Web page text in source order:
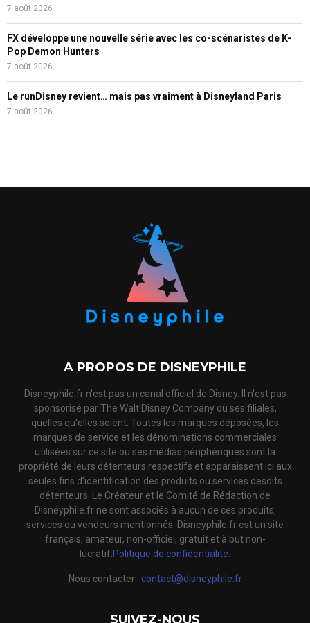
7 août 2026
FX développe une nouvelle série avec les co-scénaristes de K-
Pop Demon Hunters
7 août 2026
Le runDisney revient… mais pas vraiment à Disneyland Paris
7 août 2026
A PROPOS DE DISNEYPHILE
Disneyphile.fr n'est pas un canal officiel de Disney. Il n'est pas
sponsorisé par The Walt Disney Company ou ses filiales,
quelles qu'elles soient. Toutes les marques déposées, les
marques de service et les dénominations commerciales
utilisées sur ce site ou ses médias périphériques sont la
propriété de leurs détenteurs respectifs et apparaissent ici aux
seules fins d'identification des produits ou services desdits
détenteurs. Le Créateur et le Comité de Rédaction de
Disneyphile.fr ne sont associés à aucun de ces produits,
services ou vendeurs mentionnés. Disneyphile.fr est un site
français, amateur, non-officiel, gratuit et à but non-
lucratif. Politique de confidentialité.
Nous contacter : contact@disneyphile.fr
SUIVEZ-NOUS